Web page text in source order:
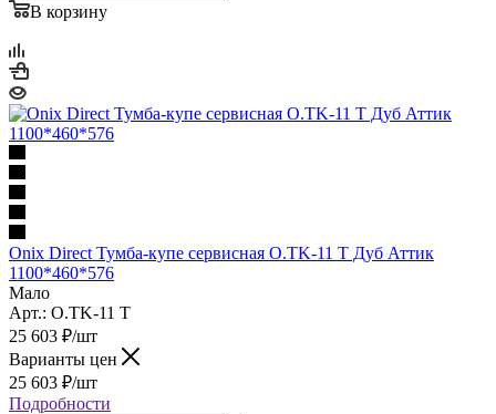
В корзину
Onix Direct Тумба-купе сервисная O.TK-11 T Дуб Аттик
1100*460*576
Мало
Арт.: O.TK-11 T
25 603 ₽/шт
Варианты цен
25 603 ₽/шт
Подробности